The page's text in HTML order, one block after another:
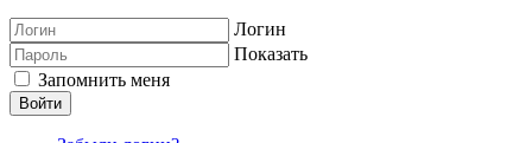
Логин
Показать
Запомнить меня
Войти